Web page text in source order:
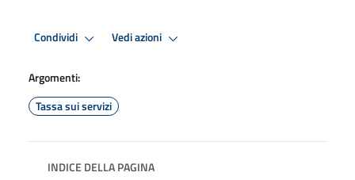
Condividi Vedi azioni
Argomenti:
Tassa sui servizi
INDICE DELLA PAGINA